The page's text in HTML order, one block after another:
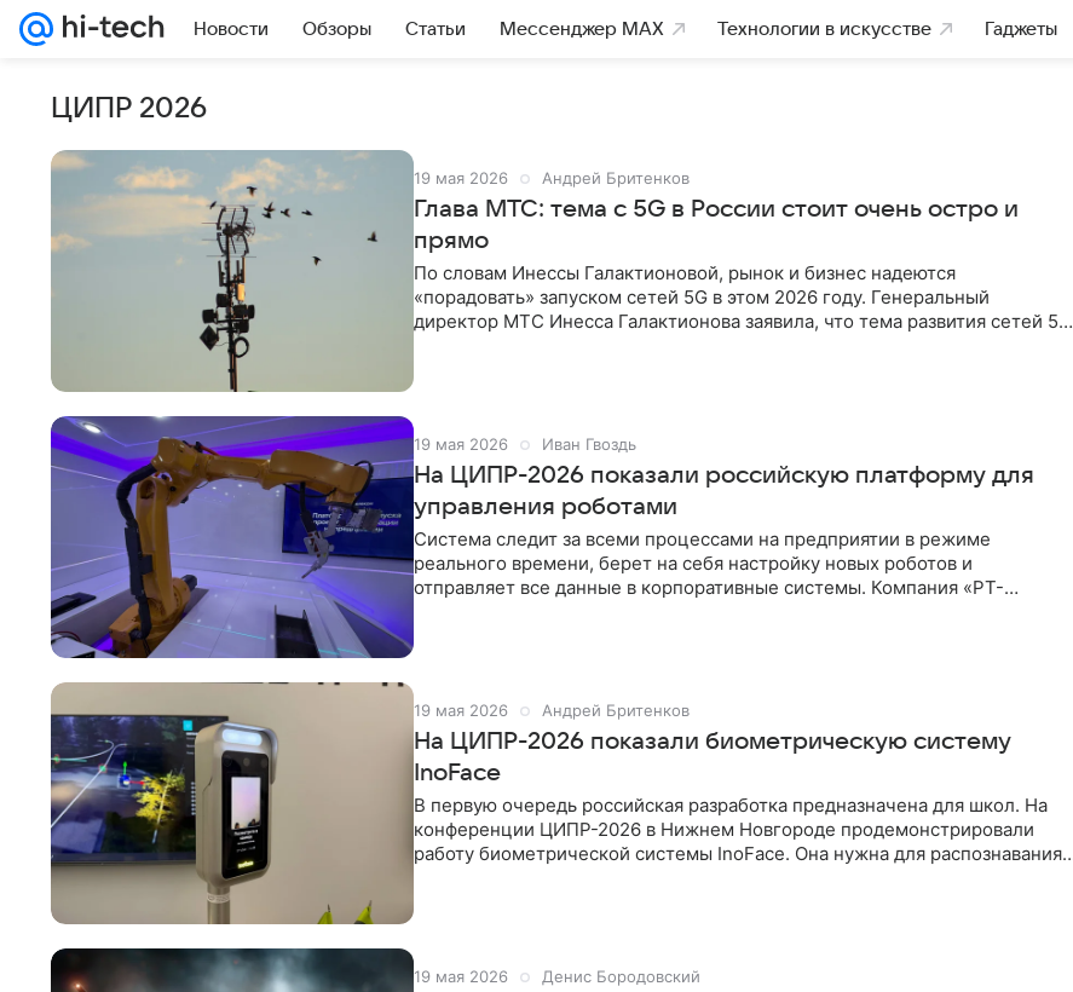
Новости Обзоры Статьи Мессенджер MAX Технологии в искусстве Гаджеты
ЦИПР 2026
19 мая 2026 Андрей Бритенков
Глава МТС: тема с 5G в России стоит очень остро и
прямо
По словам Инессы Галактионовой, рынок и бизнес надеются
«порадовать» запуском сетей 5G в этом 2026 году. Генеральный
директор МТС Инесса Галактионова заявила, что тема развития сетей 5G
19 мая 2026 Иван Гвоздь
На ЦИПР-2026 показали российскую платформу для
управления роботами
Система следит за всеми процессами на предприятии в режиме
реального времени, берет на себя настройку новых роботов и
отправляет все данные в корпоративные системы. Компания «РТ-
19 мая 2026 Андрей Бритенков
На ЦИПР-2026 показали биометрическую систему
InoFace
В первую очередь российская разработка предназначена для школ. На
конференции ЦИПР-2026 в Нижнем Новгороде продемонстрировали
работу биометрической системы InoFace. Она нужна для распознавания
19 мая 2026 Денис Бородовский